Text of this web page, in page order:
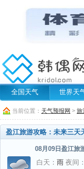
全国天气 世界天
当前位置： 天气预报网 > 旅
盈江旅游攻略：未来三天
08月09日盈江旅
白天： 雨 夜间：